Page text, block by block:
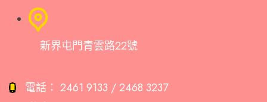
新界屯門青雲路22號
電話： 2461 9133 / 2468 3237